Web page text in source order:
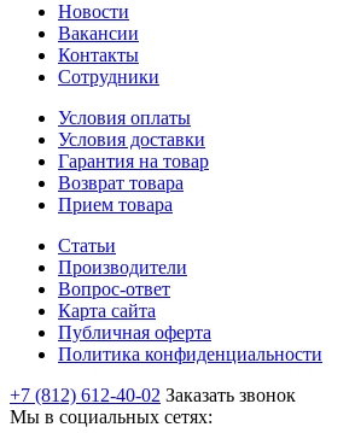
Новости
Вакансии
Контакты
Сотрудники
Условия оплаты
Условия доставки
Гарантия на товар
Возврат товара
Прием товара
Статьи
Производители
Вопрос-ответ
Карта сайта
Публичная оферта
Политика конфиденциальности
+7 (812) 612-40-02 Заказать звонок
Мы в социальных сетях: